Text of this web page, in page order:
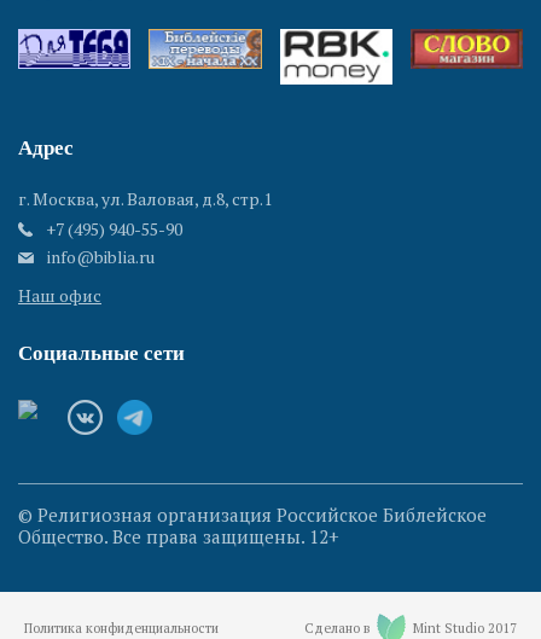
Адрес
г. Москва, ул. Валовая, д.8, стр.1
+7 (495) 940-55-90
info@biblia.ru
Наш офис
Социальные сети
© Религиозная организация Российское Библейское
Общество. Все права защищены. 12+
Политика конфиденциальности Сделано в Mint Studio 2017